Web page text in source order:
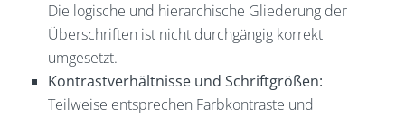
Die logische und hierarchische Gliederung der
Überschriften ist nicht durchgängig korrekt
umgesetzt.
Kontrastverhältnisse und Schriftgrößen:
Teilweise entsprechen Farbkontraste und